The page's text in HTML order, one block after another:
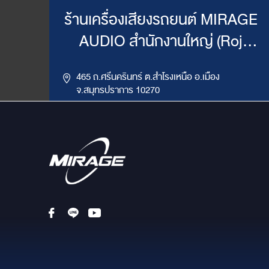
ร้านเครื่องเสียงรถยนต์ MIRAGE
AUDIO สำนักงานใหญ่ (Roj
465 ถ.ศรีนครินทร์ ต.สำโรงเหนือ อ.เมือง
จ.สมุทรปราการ 10270
LINE ID : @mirageaudio